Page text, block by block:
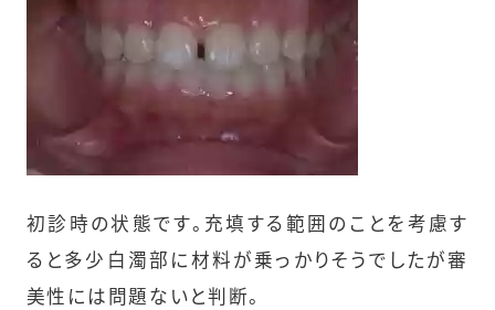
初診時の状態です。充填する範囲のことを考慮す
ると多少白濁部に材料が乗っかりそうでしたが審
美性には問題ないと判断。